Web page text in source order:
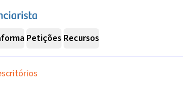
Petições Recursos